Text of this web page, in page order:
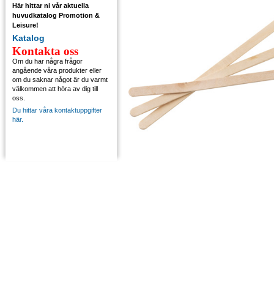
Här hittar ni vår aktuella
huvudkatalog Promotion &
Leisure!
Katalog
Kontakta oss
Om du har några frågor
angående våra produkter eller
om du saknar något är du varmt
välkommen att höra av dig till
oss.
Du hittar våra kontaktuppgifter
här.